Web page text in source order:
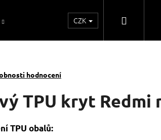
Kontakty
CZK Hledat
hodnocení
TPU kryt Redmi
TPU obalů: